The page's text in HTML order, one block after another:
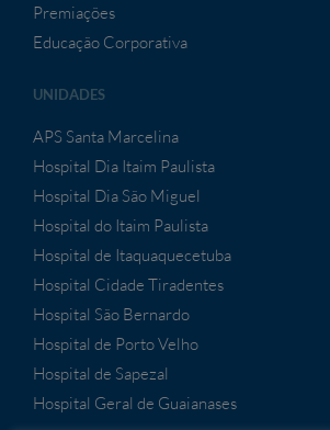
Premiações
Educação Corporativa
UNIDADES
APS Santa Marcelina
Hospital Dia Itaim Paulista
Hospital Dia São Miguel
Hospital do Itaim Paulista
Hospital de Itaquaquecetuba
Hospital Cidade Tiradentes
Hospital São Bernardo
Hospital de Porto Velho
Hospital de Sapezal
Hospital Geral de Guaianases